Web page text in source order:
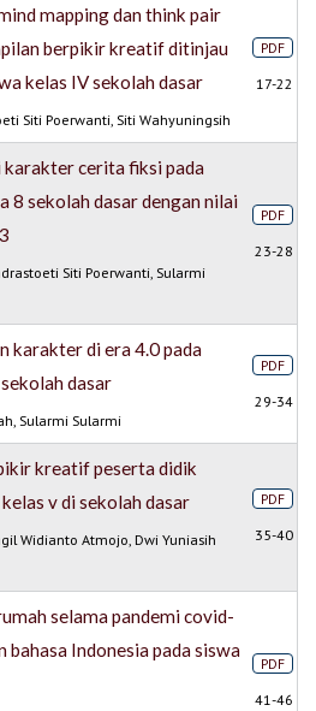
mapping dan think pair
berpikir kreatif ditinjau
kelas IV sekolah dasar
Siti Poerwanti, Siti Wahyuningsih
PDF
17-22
karakter cerita fiksi pada
8 sekolah dasar dengan nilai
Siti Poerwanti, Sularmi
PDF
23-28
karakter di era 4.0 pada
dasar
Sularmi Sularmi
PDF
29-34
kreatif peserta didik
v di sekolah dasar
Widianto Atmojo, Dwi Yuniasih
PDF
35-40
selama pandemi covid-
bahasa Indonesia pada siswa
PDF
41-46